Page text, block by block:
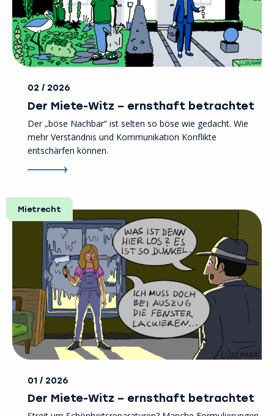
02 / 2026
Der Miete-Witz – ernsthaft betrachtet
Der „böse Nachbar“ ist selten so böse wie gedacht. Wie
mehr Verständnis und Kommunikation Konflikte
entschärfen können.
Mietrecht
01 / 2026
Der Miete-Witz – ernsthaft betrachtet